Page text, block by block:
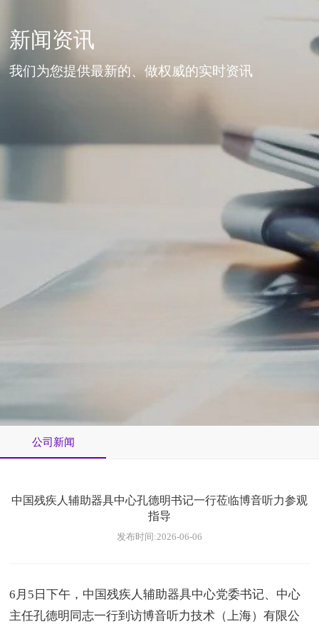
新闻资讯
我们为您提供最新的、做权威的实时资讯
公司新闻
中国残疾人辅助器具中心孔德明书记一行莅临博音听力参观
指导
发布时间:2026-06-06
6 月 5 日下午，中国残疾人辅助器具中心党委书记、中心
主任孔德明同志一行到访博音听力技术（上海）有限公